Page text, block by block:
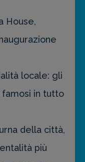
House,
locale: gli
famosi in tutto
della città,
più